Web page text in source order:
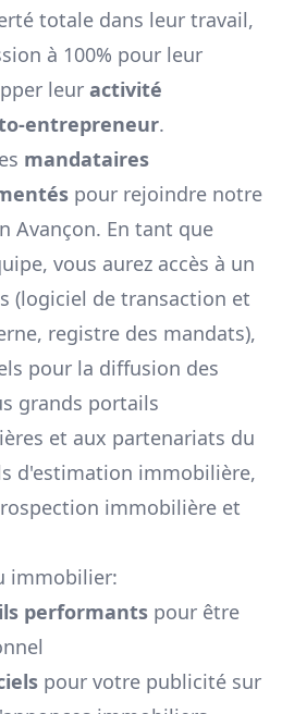
totale dans leur travail,
à 100% pour leur
leur activité
entrepreneur.
mandataires
pour rejoindre notre
Avançon. En tant que
vous aurez accès à un
(logiciel de transaction et
registre des mandats),
pour la diffusion des
grands portails
et aux partenariats du
d'estimation immobilière,
immobilière et
immobilier:
performants pour être
pour votre publicité sur